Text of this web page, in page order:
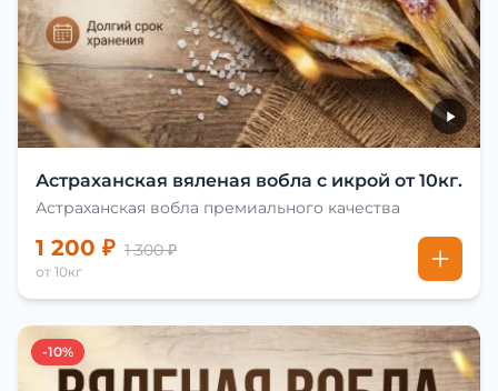
Астраханская вяленая вобла с икрой от 10кг.
Астраханская вобла премиального качества
1 200 ₽ 1 300 ₽
от 10кг
-10%